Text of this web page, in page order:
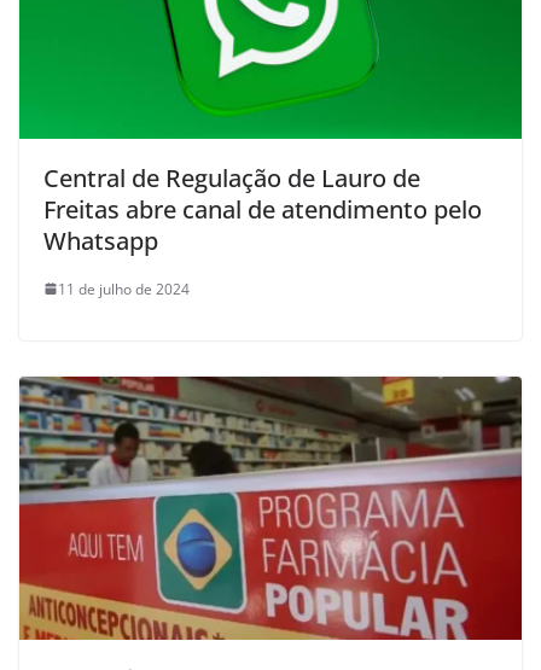
Central de Regulação de Lauro de
Freitas abre canal de atendimento pelo
Whatsapp
11 de julho de 2024